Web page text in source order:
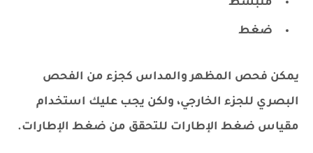
منبسط
ضغط
يمكن فحص المظهر والمداس كجزء من الفحص
البصري للجزء الخارجي، ولكن يجب عليك استخدام
مقياس ضغط الإطارات للتحقق من ضغط الإطارات.